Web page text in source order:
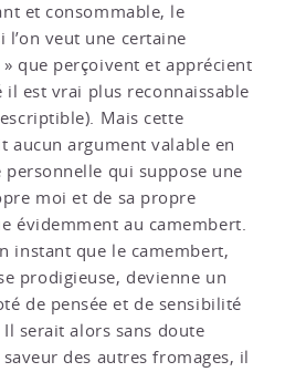
et consommable, le
l’on veut une certaine
que perçoivent et apprécient
il est vrai plus reconnaissable
Mais cette
aucun argument valable en
qui suppose une
moi et de sa propre
évidemment au camembert.
instant que le camembert,
prodigieuse, devienne un
de pensée et de sensibilité
Il serait alors sans doute
des autres fromages, il